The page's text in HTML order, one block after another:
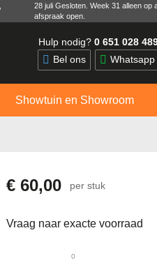
28 juli Gesloten. Week 31 alleen
afspraak open.
Hulp nodig?0 651 028
Bel ons
Whatsapp
Showtuin en Showroom
€ 60,00 per stuk
Vraag naar exacte voorraad